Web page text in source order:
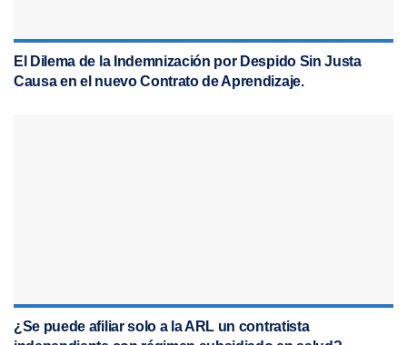
El Dilema de la Indemnización por Despido Sin Justa
Causa en el nuevo Contrato de Aprendizaje.
¿Se puede afiliar solo a la ARL un contratista